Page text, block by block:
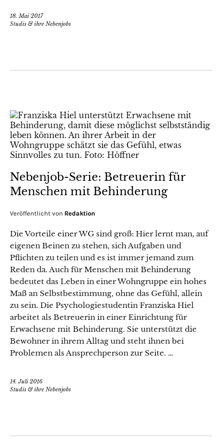
18. Mai 2017
Studis & ihre Nebenjobs
Nebenjob-Serie: Betreuerin für
Menschen mit Behinderung
Veröffentlicht von Redaktion
Die Vorteile einer WG sind groß: Hier lernt man, auf
eigenen Beinen zu stehen, sich Aufgaben und
Pflichten zu teilen und es ist immer jemand zum
Reden da. Auch für Menschen mit Behinderung
bedeutet das Leben in einer Wohngruppe ein hohes
Maß an Selbstbestimmung, ohne das Gefühl, allein
zu sein. Die Psychologiestudentin Franziska Hiel
arbeitet als Betreuerin in einer Einrichtung für
Erwachsene mit Behinderung. Sie unterstützt die
Bewohner in ihrem Alltag und steht ihnen bei
Problemen als Ansprechperson zur Seite. …
14. Juli 2016
Studis & ihre Nebenjobs